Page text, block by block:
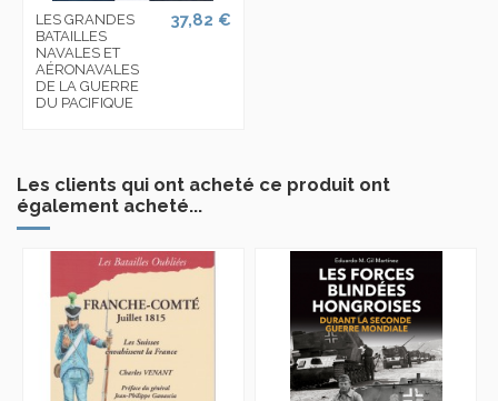
LES GRANDES
BATAILLES
NAVALES ET
AÉRONAVALES
DE LA GUERRE
DU PACIFIQUE
37,82 €
Les clients qui ont acheté ce produit ont
également acheté...